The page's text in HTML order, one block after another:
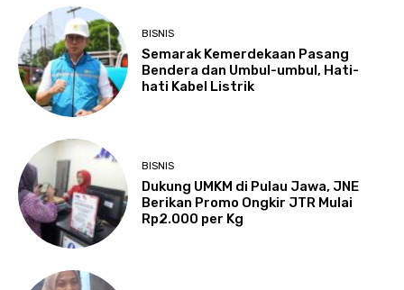
BISNIS
Semarak Kemerdekaan Pasang
Bendera dan Umbul-umbul, Hati-
hati Kabel Listrik
BISNIS
Dukung UMKM di Pulau Jawa, JNE
Berikan Promo Ongkir JTR Mulai
Rp2.000 per Kg